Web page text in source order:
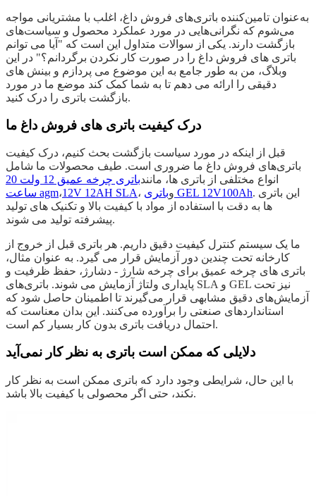
به‌عنوان تامین‌کننده باتری‌های فروش داغ، اغلب با مشتریانی مواجه
می‌شوم که نگرانی‌هایی در مورد عملکرد محصول و سیاست‌های
بازگشت دارند. یکی از سوالات متداول این است که "آیا می توانم
باتری های فروش داغ را در صورت کار نکردن برگردانم؟" در این
وبلاگ، من به طور جامع به این موضوع می پردازم و بینش های
دقیقی را ارائه می دهم تا به شما کمک کند موضع ما در مورد
بازگشت باتری را درک کنید.
درک کیفیت باتری های فروش داغ ما
قبل از اینکه در مورد سیاست بازگشت بحث کنیم، درک کیفیت
باتری‌های فروش داغ ما ضروری است. طیف محصولات ما شامل
انواع مختلفی از باتری ها، مانند
باتری چرخه عمیق 12 ولت 20
ساعت agm،12V 12AH SLA ، و باتری GEL 12V100Ah. این باتری
ها به دقت با استفاده از مواد با کیفیت بالا و تکنیک های تولید
پیشرفته تولید می شوند.
ما یک سیستم کنترل کیفیت دقیق داریم. هر باتری قبل از خروج از
کارخانه تحت چندین دور آزمایش قرار می گیرد. به عنوان مثال،
باتری های چرخه عمیق برای چرخه شارژ - دشارژ، حفظ ظرفیت و
پایداری ولتاژ آزمایش می شوند. باتری‌های SLA و GEL نیز تحت
آزمایش‌های دقیق مشابهی قرار می‌گیرند تا اطمینان حاصل شود که
استانداردهای صنعتی را برآورده می‌کنند. این بدان معناست که
احتمال دریافت باتری بدون کار بسیار کم است.
دلایلی که ممکن است باتری به نظر کار نمی‌آید
با این حال، شرایطی وجود دارد که باتری ممکن است به نظر کار
نکند، حتی اگر محصولی با کیفیت بالا باشد.